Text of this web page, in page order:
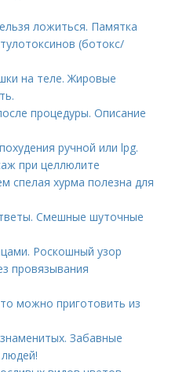
ложиться. Памятка
(ботокс/
на теле. Жировые
процедуры. Описание
ручной или lpg.
при целлюлите
спелая хурма полезна для
Смешные шуточные
Роскошный узор
провязывания
можно приготовить из
Забавные